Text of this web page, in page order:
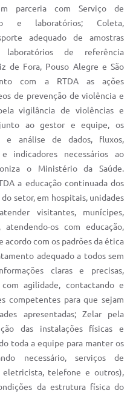
parceria com Serviço de
e laboratórios; Coleta,
adequado de amostras
de referência
de Fora, Pouso Alegre e São
com a RTDA as ações
de prevenção de violência e
vigilância de violências e
junto ao gestor e equipe, os
e análise de dados, fluxos,
indicadores necessários ao
o Ministério da Saúde.
a educação continuada dos
setor, em hospitais, unidades
visitantes, munícipes,
atendendo-os com educação,
acordo com os padrões da ética
adequado a todos sem
claras e precisas,
agilidade, contactando e
competentes para que sejam
apresentadas; Zelar pela
das instalações físicas e
toda a equipe para manter os
necessário, serviços de
eletricista, telefone e outros),
da estrutura física do